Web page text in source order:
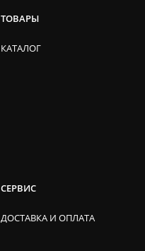
ТОВАРЫ
КАТАЛОГ
СЕРВИС
ДОСТАВКА И ОПЛАТА